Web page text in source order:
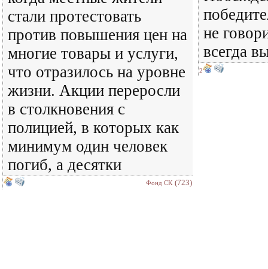
стали протестовать
против повышения цен на
многие товары и услуги,
что отразилось на уровне
жизни. Акции переросли
в столкновения с
полицией, в которых как
минимум один человек
погиб, а десятки
Фонд СК (723)
не
всегда
2